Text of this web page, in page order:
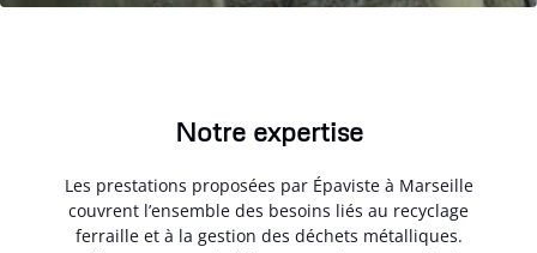
Notre expertise
Les prestations proposées par Épaviste à Marseille
couvrent l’ensemble des besoins liés au recyclage
ferraille et à la gestion des déchets métalliques.